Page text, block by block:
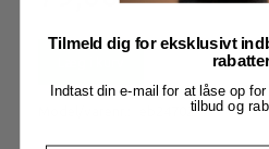
eb24702
Tilmeld dig for eksklusivt
Indtast din e-mail for at låse op
tilbud og